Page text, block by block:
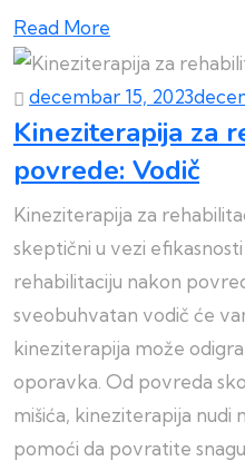
Read More
decembar 15, 2023
Kineziterapija za
povrede: Vodič
Kineziterapija za
skeptični u vezi
rehabilitaciju nakon
sveobuhvatan vodič će
kineziterapija može
oporavka. Od povreda
mišića, kineziterapija nudi
pomoći da povratite